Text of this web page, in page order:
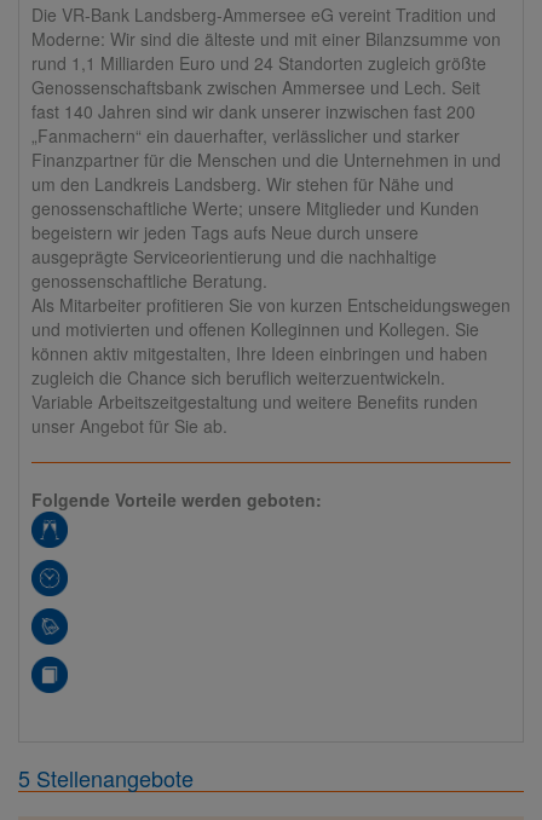
Die VR-Bank Landsberg-Ammersee eG vereint Tradition und
Moderne: Wir sind die älteste und mit einer Bilanzsumme von
rund 1,1 Milliarden Euro und 24 Standorten zugleich größte
Genossenschaftsbank zwischen Ammersee und Lech. Seit
fast 140 Jahren sind wir dank unserer inzwischen fast 200
„Fanmachern“ ein dauerhafter, verlässlicher und starker
Finanzpartner für die Menschen und die Unternehmen in und
um den Landkreis Landsberg. Wir stehen für Nähe und
genossenschaftliche Werte; unsere Mitglieder und Kunden
begeistern wir jeden Tags aufs Neue durch unsere
ausgeprägte Serviceorientierung und die nachhaltige
genossenschaftliche Beratung.
Als Mitarbeiter profitieren Sie von kurzen Entscheidungswegen
und motivierten und offenen Kolleginnen und Kollegen. Sie
können aktiv mitgestalten, Ihre Ideen einbringen und haben
zugleich die Chance sich beruflich weiterzuentwickeln.
Variable Arbeitszeitgestaltung und weitere Benefits runden
unser Angebot für Sie ab.
Folgende Vorteile werden geboten:
5 Stellenangebote